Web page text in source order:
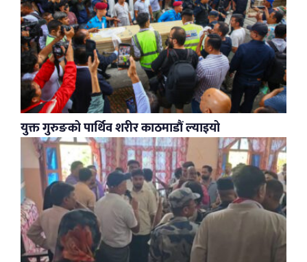
युक्त गुरुङको पार्थिव शरीर काठमाडौं ल्याइयो